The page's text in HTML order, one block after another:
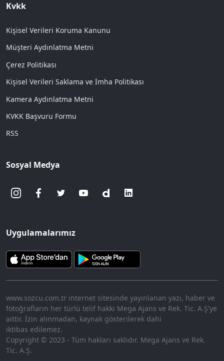
Kvkk
Kişisel Verileri Koruma Kanunu
Müşteri Aydınlatma Metni
Çerez Politikası
Kişisel Verileri Saklama ve İmha Politikası
Kamera Aydınlatma Metni
KVKK Başvuru Formu
RSS
Sosyal Medya
Uygulamalarımız
www.sozcu.com.tr internet sitesinde yayınlanan yazı, haber ve
fotoğrafların her türlü telif hakkı Mega Ajans ve Rek. Tic. A.Ş'ye
aittir. İzin alınmadan, kaynak gösterilerek dahi
iktibas edilemez.
Copyright © 2023 - Tüm hakları saklıdır. Mega Ajans ve Rek.
Tic. A.Ş.